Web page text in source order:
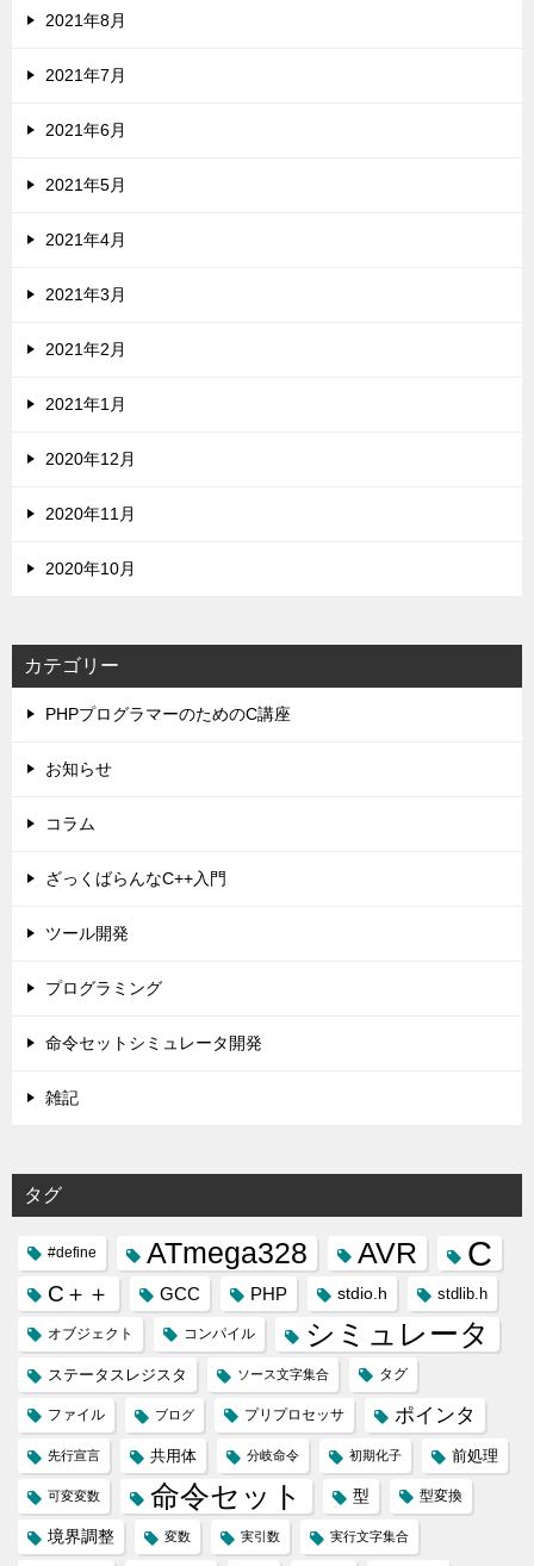
2021年8月
2021年7月
2021年6月
2021年5月
2021年4月
2021年3月
2021年2月
2021年1月
2020年12月
2020年11月
2020年10月
カテゴリー
PHPプログラマーのためのC講座
お知らせ
コラム
ざっくばらんなC++入門
ツール開発
プログラミング
命令セットシミュレータ開発
雑記
タグ
#define ATmega328 AVR C
C＋＋ GCC PHP stdio.h stdlib.h
オブジェクト コンパイル シミュレータ
ステータスレジスタ ソース文字集合 タグ
ファイル ブログ プリプロセッサ ポインタ
先行宣言 共用体 分岐命令 初期化子 前処理
可変変数 命令セット 型 型変換
境界調整 変数 実引数 実行文字集合